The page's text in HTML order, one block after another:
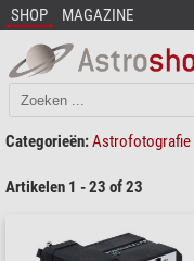
SHOP MAGAZINE
Categorieën:Astrofotografie
Artikelen 1 - 23 of 23